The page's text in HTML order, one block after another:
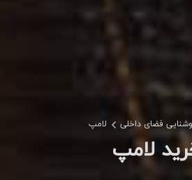
فضای داخلی لامپ
لامپ